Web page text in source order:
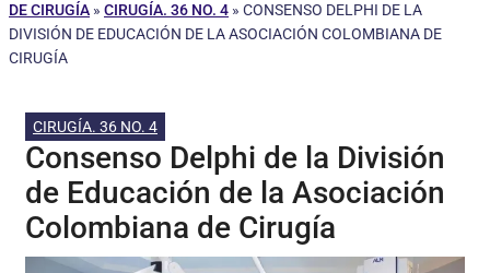
DE CIRUGÍA » CIRUGÍA. 36 NO. 4 » CONSENSO DELPHI DE LA
DIVISIÓN DE EDUCACIÓN DE LA ASOCIACIÓN COLOMBIANA DE
CIRUGÍA
CIRUGÍA. 36 NO. 4
Consenso Delphi de la División
de Educación de la Asociación
Colombiana de Cirugía